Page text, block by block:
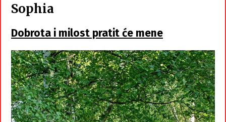
Sophia
Dobrota i milost pratit će mene